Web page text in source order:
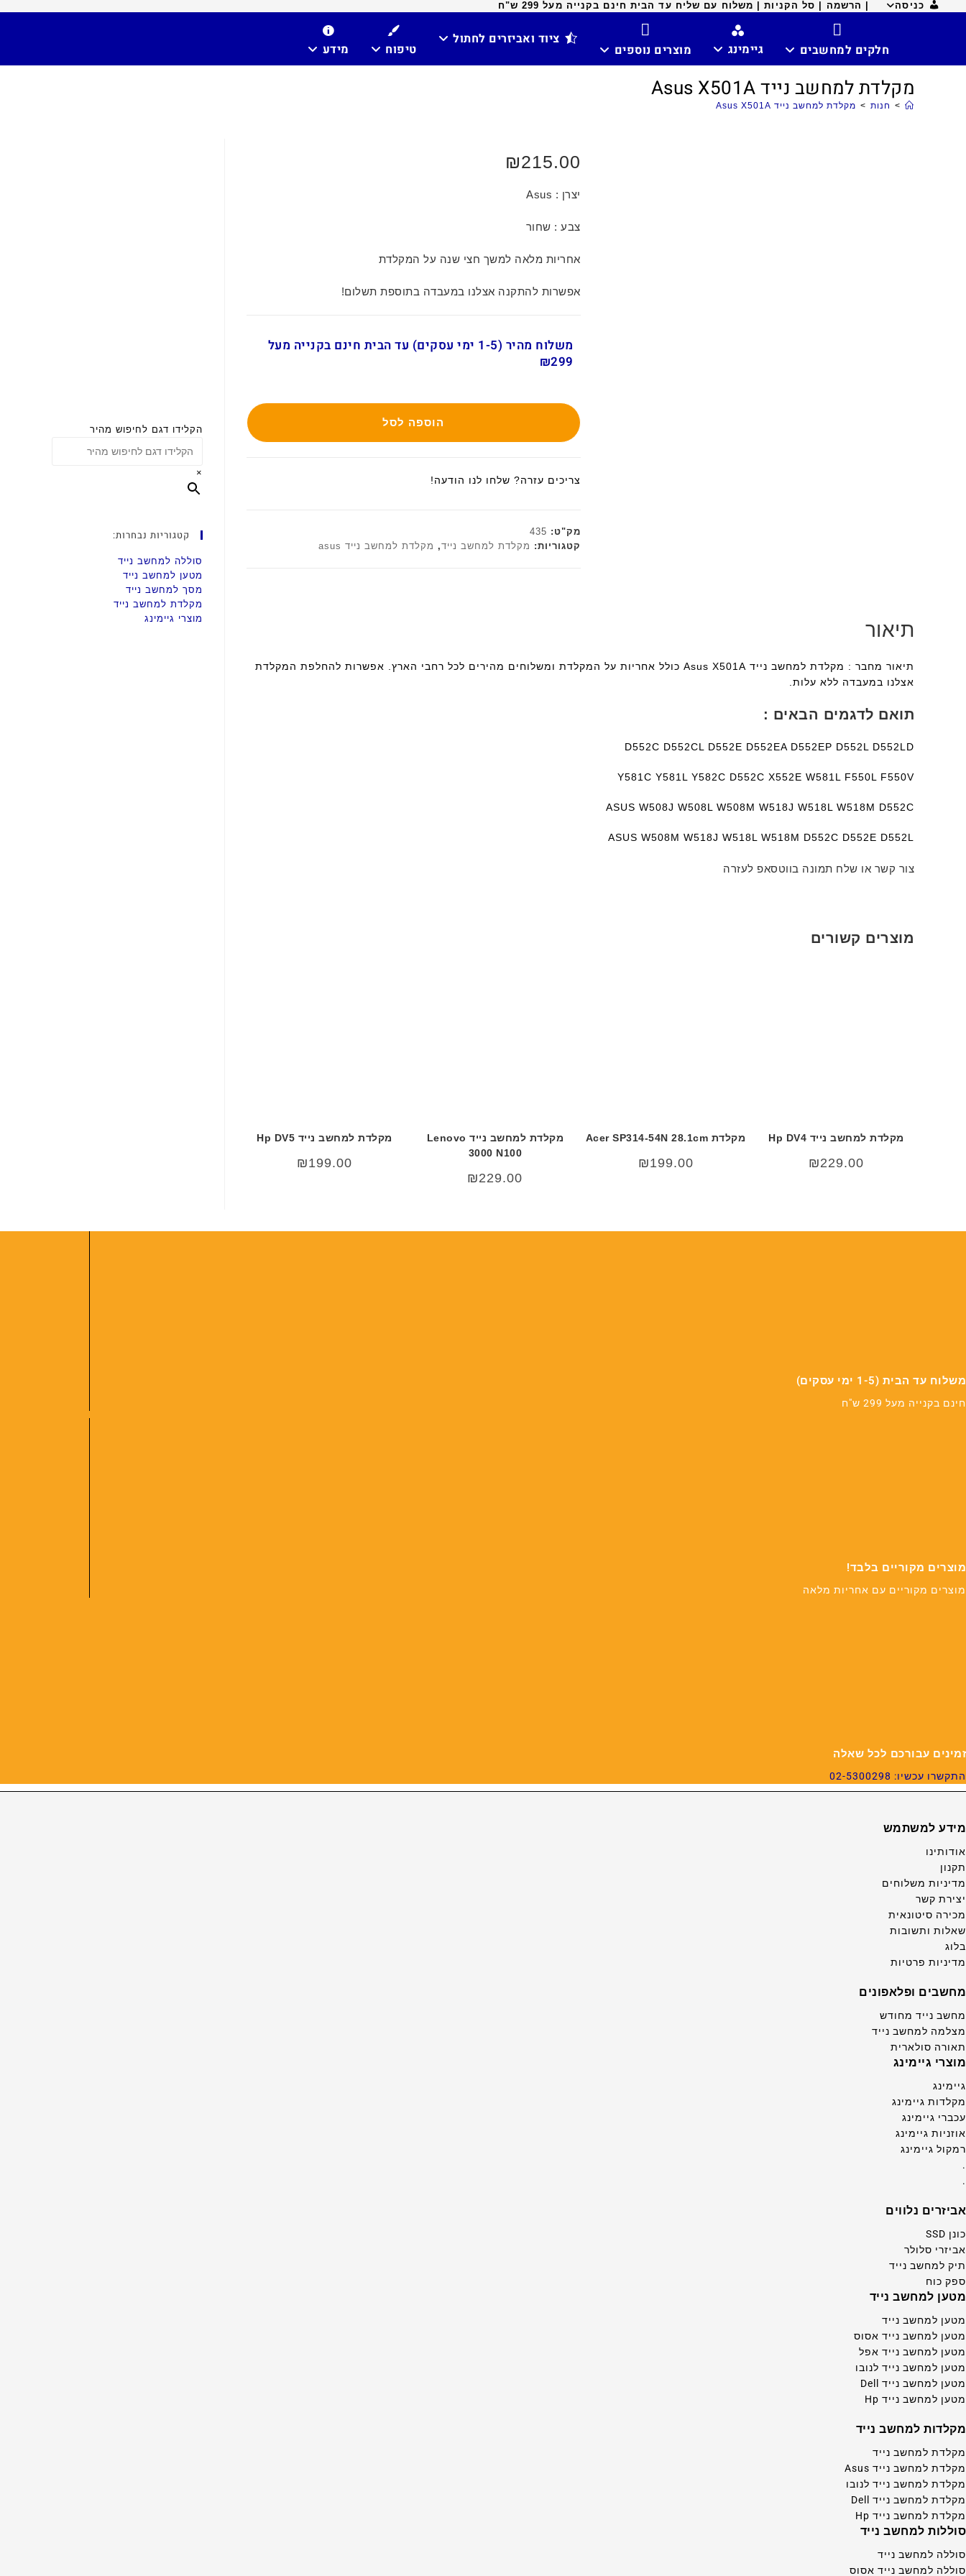
כניסה | הרשמה | סל הקניות | משלוח עם שליח עד הבית חינם בקנייה מעל 299 ש"ח
חלקים למחשבים גיימינג מוצרים נוספים
ציוד ואביזרים לחתול
טיפוח מידע
מקלדת למחשב נייד Asus X501A
> חנות > מקלדת למחשב נייד Asus X501A
₪215.00
יצרן : Asus
צבע : שחור
אחריות מלאה למשך חצי שנה על המקלדת
אפשרות להתקנה אצלנו במעבדה בתוספת תשלום!
משלוח מהיר (1-5 ימי עסקים) עד הבית חינם בקנייה מעל
₪299
הוספה לסל
צריכים עזרה? שלחו לנו הודעה!
מק"ט: 435
קטגוריות: מקלדת למחשב נייד, מקלדת למחשב נייד asus
תיאור
תיאור מחבר : מקלדת למחשב נייד Asus X501A כולל אחריות על המקלדת ומשלוחים מהירים לכל רחבי הארץ. אפשרות להחלפת המקלדת
אצלנו במעבדה ללא עלות.
תואם לדגמים הבאים :
D552C D552CL D552E D552EA D552EP D552L D552LD
Y581C Y581L Y582C D552C X552E W581L F550L F550V
ASUS W508J W508L W508M W518J W518L W518M D552C
ASUS W508M W518J W518L W518M D552C D552E D552L
צור קשר או שלח תמונה בווטסאפ לעזרה
מוצרים קשורים
מקלדת למחשב נייד Hp DV4
₪229.00
מקלדת Acer SP314-54N 28.1cm
₪199.00
מקלדת למחשב נייד Lenovo
3000 N100
₪229.00
מקלדת למחשב נייד Hp DV5
₪199.00
הקלידו דגם לחיפוש מהיר
×
קטגוריות נבחרות:
סוללה למחשב נייד
מטען למחשב נייד
מסך למחשב נייד
מקלדת למחשב נייד
מוצרי גיימינג
משלוח עד הבית (1-5 ימי עסקים)
חינם בקנייה מעל 299 ש"ח
מוצרים מקוריים בלבד!
מוצרים מקוריים עם אחריות מלאה
זמינים עבורכם לכל שאלה
התקשרו עכשיו: 02-5300298
מידע למשתמש
אודותינו
תקנון
מדיניות משלוחים
יצירת קשר
מכירה סיטונאית
שאלות ותשובות
בלוג
מדיניות פרטיות
מחשבים ופלאפונים
מחשב נייד מחודש
מצלמה למחשב נייד
תאורה סולארית
מוצרי גיימינג
גיימינג
מקלדות גיימינג
עכברי גיימינג
אוזניות גיימינג
רמקול גיימינג
.
.
אביזרים נלווים
כונן SSD
אביזרי סלולר
תיק למחשב נייד
ספק כוח
מטען למחשב נייד
מטען למחשב נייד
מטען למחשב נייד אסוס
מטען למחשב נייד אפל
מטען למחשב נייד לנובו
מטען למחשב נייד Dell
מטען למחשב נייד Hp
מקלדות למחשב נייד
מקלדת למחשב נייד
מקלדת למחשב נייד Asus
מקלדת למחשב נייד לנובו
מקלדת למחשב נייד Dell
מקלדת למחשב נייד Hp
סוללות למחשב נייד
סוללה למחשב נייד
סוללה למחשב נייד אסוס